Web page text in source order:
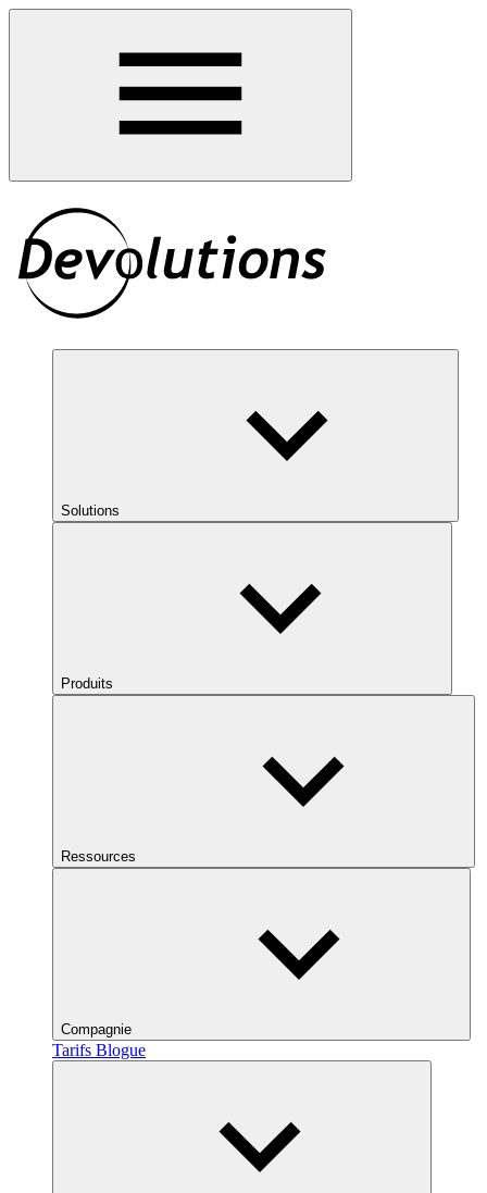
Solutions
Produits
Ressources
Compagnie
Tarifs Blogue